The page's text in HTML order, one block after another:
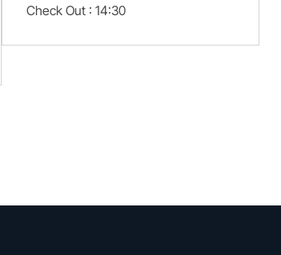
Check Out : 14:30